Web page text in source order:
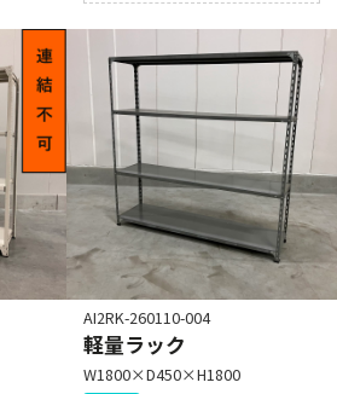
AI2RK-260110-004
軽量ラック
W1800×D450×H1800